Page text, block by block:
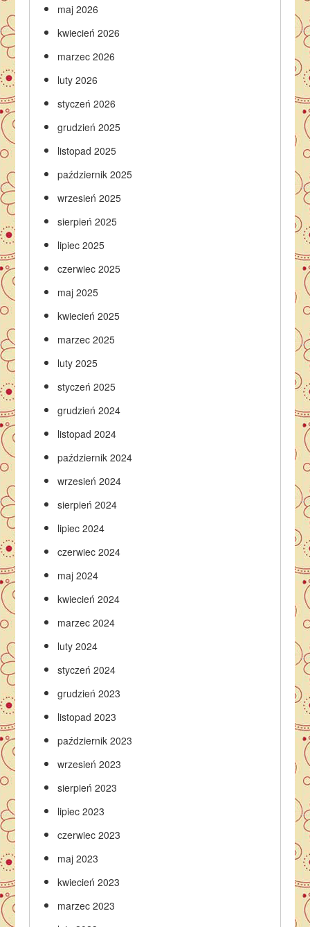
maj 2026
kwiecień 2026
marzec 2026
luty 2026
styczeń 2026
grudzień 2025
listopad 2025
październik 2025
wrzesień 2025
sierpień 2025
lipiec 2025
czerwiec 2025
maj 2025
kwiecień 2025
marzec 2025
luty 2025
styczeń 2025
grudzień 2024
listopad 2024
październik 2024
wrzesień 2024
sierpień 2024
lipiec 2024
czerwiec 2024
maj 2024
kwiecień 2024
marzec 2024
luty 2024
styczeń 2024
grudzień 2023
listopad 2023
październik 2023
wrzesień 2023
sierpień 2023
lipiec 2023
czerwiec 2023
maj 2023
kwiecień 2023
marzec 2023